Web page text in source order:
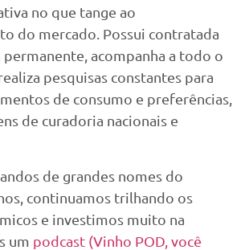
no que tange ao
do mercado. Possui contratada
acompanha a todo o
pesquisas constantes para
de consumo e preferências,
de curadoria nacionais e
de grandes nomes do
continuamos trilhando os
e investimos muito na
um podcast (Vinho POD, você